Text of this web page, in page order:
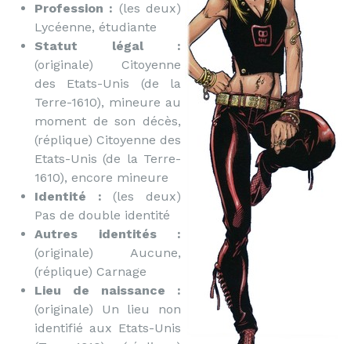
Profession : (les deux)
Lycéenne, étudiante
Statut légal :
(originale) Citoyenne
des Etats-Unis (de la
Terre-1610), mineure au
moment de son décès,
(réplique) Citoyenne des
Etats-Unis (de la Terre-
1610), encore mineure
Identité : (les deux)
Pas de double identité
Autres identités :
(originale) Aucune,
(réplique) Carnage
Lieu de naissance :
(originale) Un lieu non
identifié aux Etats-Unis